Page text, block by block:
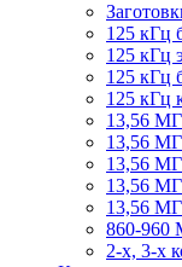
125 кГц
125 кГц
125 кГц
125 кГц
13,56
13,56
13,56
13,56
13,56
860-960
2-х, 3-х